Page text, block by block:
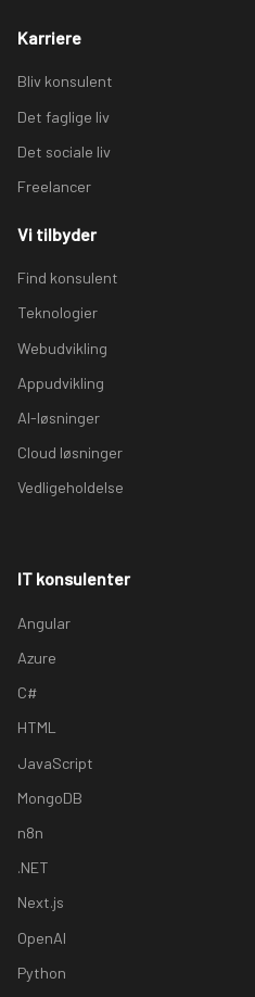
Karriere
Bliv konsulent
Det faglige liv
Det sociale liv
Freelancer
Vi tilbyder
Find konsulent
Teknologier
Webudvikling
Appudvikling
AI-løsninger
Cloud løsninger
Vedligeholdelse
IT konsulenter
Angular
Azure
C#
HTML
JavaScript
MongoDB
n8n
.NET
Next.js
OpenAI
Python